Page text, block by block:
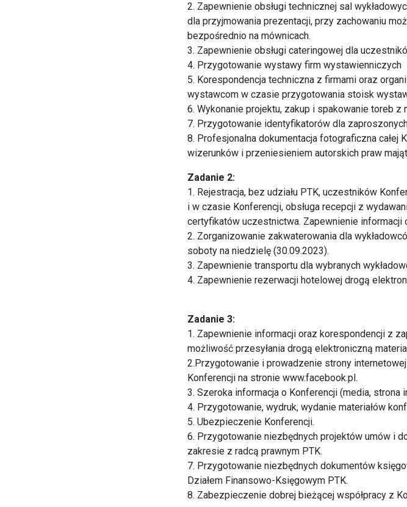
2. Zapewnienie obsługi technicznej sal
dla przyjmowania prezentacji, przy zachowaniu
bezpośrednio na mównicach.
3. Zapewnienie obsługi cateringowej dla
4. Przygotowanie wystawy firm wystawienniczych
5. Korespondencja techniczna z firmami oraz
wystawcom w czasie przygotowania stoisk
6. Wykonanie projektu, zakup i spakowanie toreb z
7. Przygotowanie identyfikatorów dla
8. Profesjonalna dokumentacja fotograficzna
wizerunków i przeniesieniem autorskich praw
Zadanie 2:
1. Rejestracja, bez udziału PTK, uczestników
i w czasie Konferencji, obsługa recepcji z
certyfikatów uczestnictwa. Zapewnienie
2. Zorganizowanie zakwaterowania dla
soboty na niedzielę (30.09.2023).
3. Zapewnienie transportu dla wybranych
4. Zapewnienie rezerwacji hotelowej drogą
Zadanie 3:
1. Zapewnienie informacji oraz korespondencji z
możliwość przesyłania drogą elektroniczną
2.Przygotowanie i prowadzenie strony
Konferencji na stronie www.facebook.pl.
3. Szeroka informacja o Konferencji (media,
4. Przygotowanie, wydruk, wydanie materiałów
5. Ubezpieczenie Konferencji.
6. Przygotowanie niezbędnych projektów umów i
zakresie z radcą prawnym PTK.
7. Przygotowanie niezbędnych dokumentów
Działem Finansowo-Księgowym PTK.
8. Zabezpieczenie dobrej bieżącej współpracy z